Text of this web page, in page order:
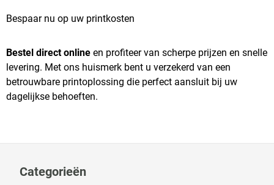
Bespaar nu op uw printkosten
Bestel direct online en profiteer van scherpe prijzen en snelle
levering. Met ons huismerk bent u verzekerd van een
betrouwbare printoplossing die perfect aansluit bij uw
dagelijkse behoeften.
Categorieën